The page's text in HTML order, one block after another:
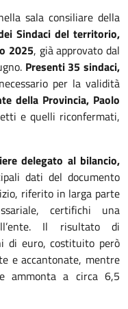
sala consiliare della
Sindaci del territorio,
2025, già approvato dal
Presenti 35 sindaci,
per la validità
della Provincia, Paolo
e quelli riconfermati,
delegato al bilancio,
dati del documento
riferito in larga parte
certifichi una
Il risultato di
di euro, costituito però
e accantonate, mentre
ammonta a circa 6,5